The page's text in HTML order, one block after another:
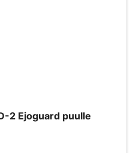
2 Ejoguard puulle